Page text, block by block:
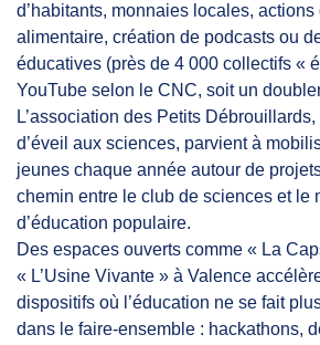
d’habitants, monnaies locales,
alimentaire, création de podcasts ou
éducatives (près de 4 000 collectifs «
YouTube selon le CNC, soit un
L’association des Petits Débrouillards,
d’éveil aux sciences, parvient à
jeunes chaque année autour de
chemin entre le club de sciences et le
d’éducation populaire.
Des espaces ouverts comme « La
« L’Usine Vivante » à Valence
dispositifs où l’éducation ne se fait
dans le faire-ensemble : hackathons,